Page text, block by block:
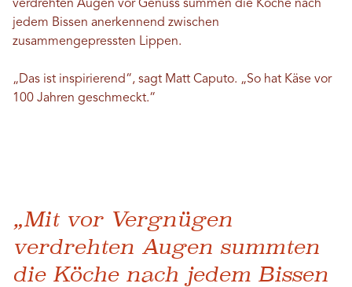
verdrehten Augen vor Genuss summen die Köche nach
jedem Bissen anerkennend zwischen
zusammengepressten Lippen.
„Das ist inspirierend“, sagt Matt Caputo. „So hat Käse vor
100 Jahren geschmeckt.“
„Mit vor Vergnügen
verdrehten Augen summten
die Köche nach jedem Bissen